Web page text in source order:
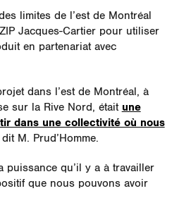
limites de l’est de Montréal
Jacques-Cartier pour utiliser
en partenariat avec
dans l’est de Montréal, à
sur la Rive Nord, était une
dans une collectivité où nous
M. Prud’Homme.
puissance qu’il y a à travailler
que nous pouvons avoir